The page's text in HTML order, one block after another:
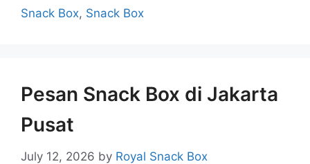
Snack Box, Snack Box
Pesan Snack Box di Jakarta
Pusat
July 12, 2026 by Royal Snack Box